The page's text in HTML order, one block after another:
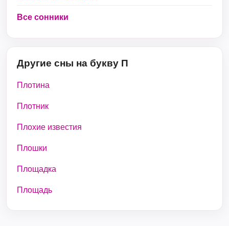
Все сонники
Другие сны на букву П
Плотина
Плотник
Плохие известия
Плошки
Площадка
Площадь